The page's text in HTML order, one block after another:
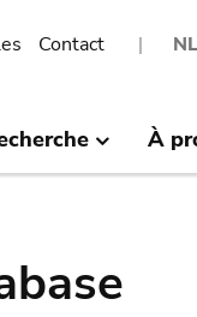
NL
Contact
À